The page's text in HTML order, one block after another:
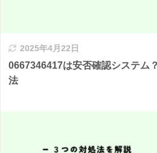
2025年4月22日
0667346417は安否確認システム
法